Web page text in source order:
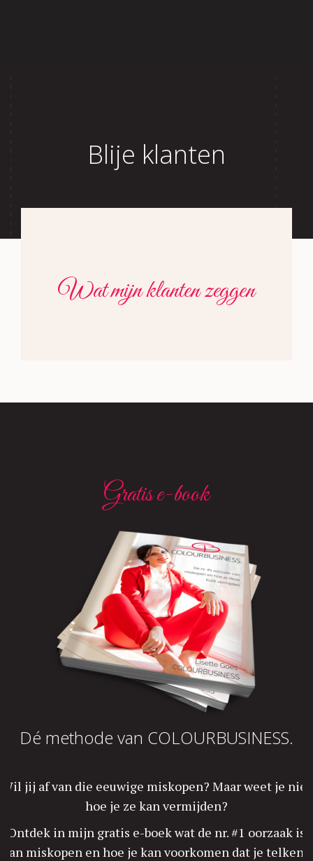
Reviews
Contact
Blije klanten
Wat mijn klanten zeggen
Gratis e-book
Dé methode van COLOURBUSINESS.
Wil jij af van die eeuwige miskopen? Maar weet je niet
hoe je ze kan vermijden?
Ontdek in mijn gratis e-boek wat de nr. #1 oorzaak is
van miskopen en hoe je kan voorkomen dat je telkens